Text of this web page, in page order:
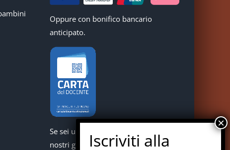
Oppure con bonifico bancario
anticipato.
Se sei un docente puoi acquistare i
nostri giochi con la carta del docente.